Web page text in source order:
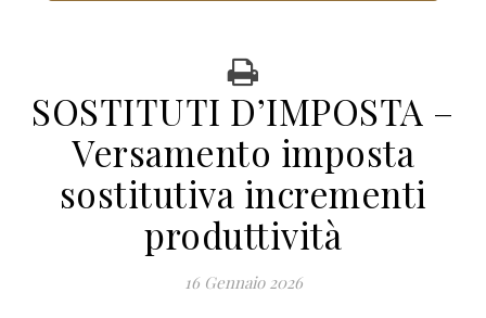
SOSTITUTI D’IMPOSTA –
Versamento imposta
sostitutiva incrementi
produttività
16 Gennaio 2026